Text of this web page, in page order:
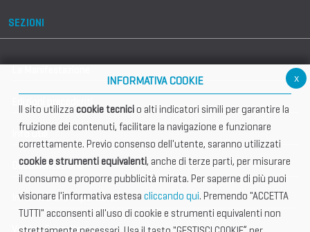
SEZIONI
Info utili
Documentazione
Informazione importante
Vetrina Espositori
x
INFORMATIVA COOKIE
Il sito utilizza cookie tecnicio alti indicatori simili per garantire la
fruizione dei contenuti, facilitare la navigazione e funzionare
correttamente. Previo consenso dell'utente, saranno utilizzati
cookie e strumenti equivalenti, anche di terze parti, per misurare
il consumo e proporre pubblicità mirata. Per saperne di più puoi
visionare l'informativa estesa cliccando qui. Premendo "ACCETTA
TUTTI" acconsenti all'uso di cookie e strumenti equivalenti non